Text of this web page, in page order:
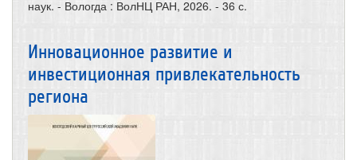
наук. - Вологда : ВолНЦ РАН, 2026. - 36 с.
Инновационное развитие и
инвестиционная привлекательность
региона